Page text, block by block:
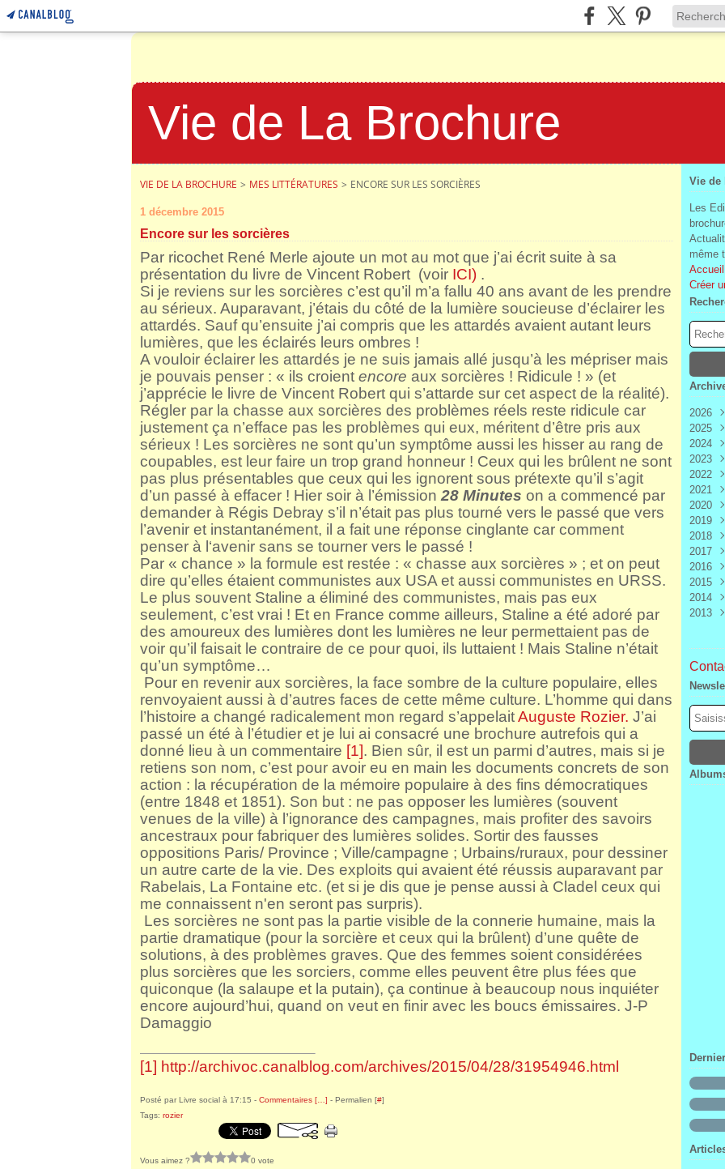
Vie de La Brochure
VIE DE LA BROCHURE > MES LITTÉRATURES > ENCORE SUR LES SORCIÈRES
1 décembre 2015
Encore sur les sorcières
Par ricochet René Merle ajoute un mot au mot que j’ai écrit suite à sa
présentation du livre de Vincent Robert (voir ICI) .
Si je reviens sur les sorcières c’est qu’il m’a fallu 40 ans avant de les prendre
au sérieux. Auparavant, j’étais du côté de la lumière soucieuse d’éclairer les
attardés. Sauf qu’ensuite j’ai compris que les attardés avaient autant leurs
lumières, que les éclairés leurs ombres !
A vouloir éclairer les attardés je ne suis jamais allé jusqu’à les mépriser mais
je pouvais penser : « ils croient encore aux sorcières ! Ridicule ! » (et
j’apprécie le livre de Vincent Robert qui s’attarde sur cet aspect de la réalité).
Régler par la chasse aux sorcières des problèmes réels reste ridicule car
justement ça n’efface pas les problèmes qui eux, méritent d’être pris aux
sérieux ! Les sorcières ne sont qu’un symptôme aussi les hisser au rang de
coupables, est leur faire un trop grand honneur ! Ceux qui les brûlent ne sont
pas plus présentables que ceux qui les ignorent sous prétexte qu’il s’agit
d’un passé à effacer ! Hier soir à l’émission 28 Minutes on a commencé par
demander à Régis Debray s’il n’était pas plus tourné vers le passé que vers
l’avenir et instantanément, il a fait une réponse cinglante car comment
penser à l‘avenir sans se tourner vers le passé !
Par « chance » la formule est restée : « chasse aux sorcières » ; et on peut
dire qu’elles étaient communistes aux USA et aussi communistes en URSS.
Le plus souvent Staline a éliminé des communistes, mais pas eux
seulement, c’est vrai ! Et en France comme ailleurs, Staline a été adoré par
des amoureux des lumières dont les lumières ne leur permettaient pas de
voir qu’il faisait le contraire de ce pour quoi, ils luttaient ! Mais Staline n’était
qu’un symptôme…
Pour en revenir aux sorcières, la face sombre de la culture populaire, elles
renvoyaient aussi à d’autres faces de cette même culture. L’homme qui dans
l’histoire a changé radicalement mon regard s’appelaitAuguste Rozier. J’ai
passé un été à l’étudier et je lui ai consacré une brochure autrefois qui a
donné lieu à un commentaire [1]. Bien sûr, il est un parmi d’autres, mais si je
retiens son nom, c’est pour avoir eu en main les documents concrets de son
action : la récupération de la mémoire populaire à des fins démocratiques
(entre 1848 et 1851). Son but : ne pas opposer les lumières (souvent
venues de la ville) à l’ignorance des campagnes, mais profiter des savoirs
ancestraux pour fabriquer des lumières solides. Sortir des fausses
oppositions Paris/ Province ; Ville/campagne ; Urbains/ruraux, pour dessiner
un autre carte de la vie. Des exploits qui avaient été réussis auparavant par
Rabelais, La Fontaine etc. (et si je dis que je pense aussi à Cladel ceux qui
me connaissent n'en seront pas surpris).
Les sorcières ne sont pas la partie visible de la connerie humaine, mais la
partie dramatique (pour la sorcière et ceux qui la brûlent) d’une quête de
solutions, à des problèmes graves. Que des femmes soient considérées
plus sorcières que les sorciers, comme elles peuvent être plus fées que
quiconque (la salaupe et la putain), ça continue à beaucoup nous inquiéter
encore aujourd’hui, quand on veut en finir avec les boucs émissaires. J-P
Damaggio
[1] http://archivoc.canalblog.com/archives/2015/04/28/31954946.html
Posté par Livre social à 17:15 - Commentaires [ ] - Permalien [#]
Tags: rozier
Vous aimez ? 0 vote
Vie de
Les
même
Créer
2026
Août
Juin
Mai
Avril
Mars
2025
Août
Juin
Mai
Avril
Mars
2024
Août
Juin
Mai
Avril
Mars
2023
Août
Juin
Mai
Avril
Mars
2022
Août
Juin
Mai
Avril
2021
Août
Juin
Mai
2020
Août
Juin
Mars
2019
Août
Avril
2018
Août
Mai
2017
Juin
Mai
2016
Juin
Mai
2015
Août
Juin
Mai
2014
Juin
Mai
2013